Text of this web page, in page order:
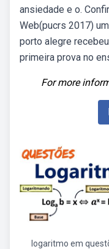
ansiedade e o.
Web(pucrs 2017)
porto alegre
primeira prova no
For more
logaritmo em